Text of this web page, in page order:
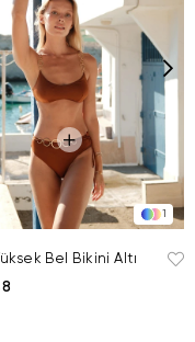
1
Bel Bikini Altı